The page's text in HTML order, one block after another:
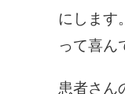
にします
って喜ん
患者さん